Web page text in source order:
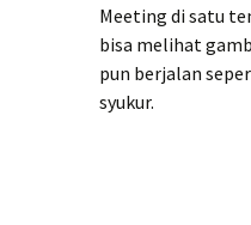
Meeting di satu
bisa melihat
pun berjalan
syukur.